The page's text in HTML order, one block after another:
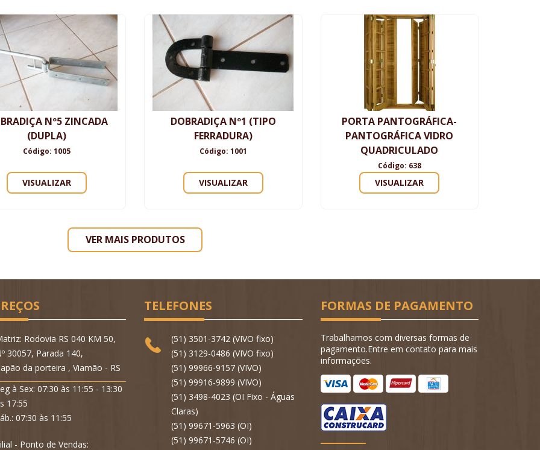
Nº5 ZINCADA
(DUPLA)
Código: 1005
VISUALIZAR
DOBRADIÇA Nº1 (TIPO
FERRADURA)
Código: 1001
VISUALIZAR
PORTA PANTOGRÁFICA-
PANTOGRÁFICA VIDRO
QUADRICULADO
Código: 638
VISUALIZAR
VER MAIS PRODUTOS
Rodovia RS 040 KM 50,
30057, Parada 140,
da porteira , Viamão - RS
à Sex: 07:30 às 11:55 - 13:30
17:55
07:30 às 11:55
- Ponto de Vendas:
TELEFONES
(51) 3501-3742 (VIVO fixo)
(51) 3129-0486 (VIVO fixo)
(51) 99966-9157 (VIVO)
(51) 99916-9899 (VIVO)
(51) 3498-4023 (OI Fixo - Águas
Claras)
(51) 99671-5963 (OI)
(51) 99671-5746 (OI)
FORMAS DE PAGAMENTO
Trabalhamos com diversas formas de
pagamento.Entre em contato para mais
informações.